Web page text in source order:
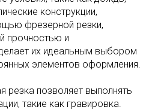
конструкции,
фрезерной резки,
прочностью и
их идеальным выбором
элементов оформления.
резка позволяет выполнять
такие как гравировка.